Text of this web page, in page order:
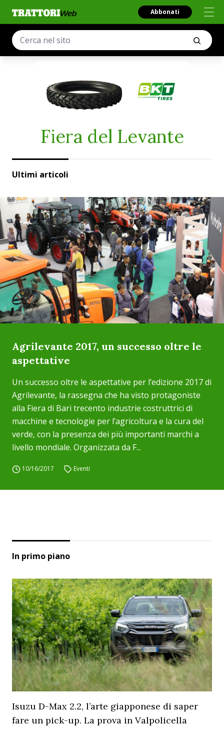
Abbonati
Fiera del Levante
Ultimi articoli
Agrilevante 2017, un successo oltre le
aspettative
Un successo oltre le aspettative per l’edizione 2017 di
Agrilevante, la rassegna che ha visto protagoniste
alla Fiera di Bari trecento industrie costruttrici di
macchine e tecnologie per l’agricoltura e la cura del
verde, con la presenza dei più importanti marchi a
livello mondiale. Organizzata da F...
10/16/2017 Eventi
In primo piano
Isuzu D-Max 2.2, l’arte giapponese di saper
fare un pick-up. La prova in Valpolicella